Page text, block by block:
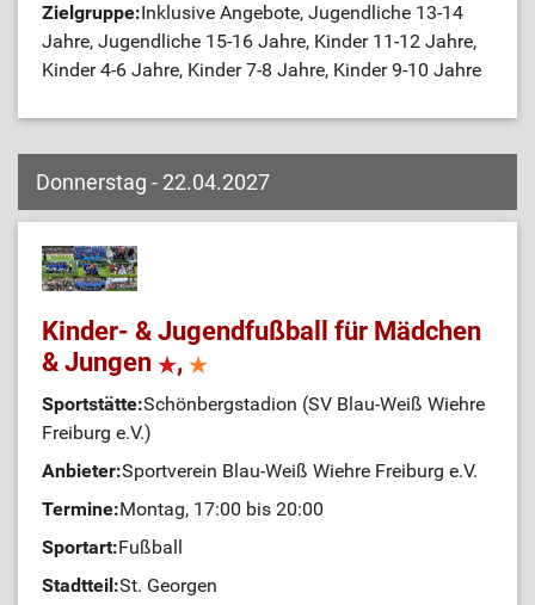
Zielgruppe:Inklusive Angebote, Jugendliche 13-14
Jahre, Jugendliche 15-16 Jahre, Kinder 11-12 Jahre,
Kinder 4-6 Jahre, Kinder 7-8 Jahre, Kinder 9-10 Jahre
Donnerstag - 22.04.2027
Kinder- & Jugendfußball für Mädchen
& Jungen
,
Sportstätte:Schönbergstadion (SV Blau-Weiß Wiehre
Freiburg e.V.)
Anbieter:Sportverein Blau-Weiß Wiehre Freiburg e.V.
Termine:Montag, 17:00 bis 20:00
Sportart:Fußball
Stadtteil:St. Georgen